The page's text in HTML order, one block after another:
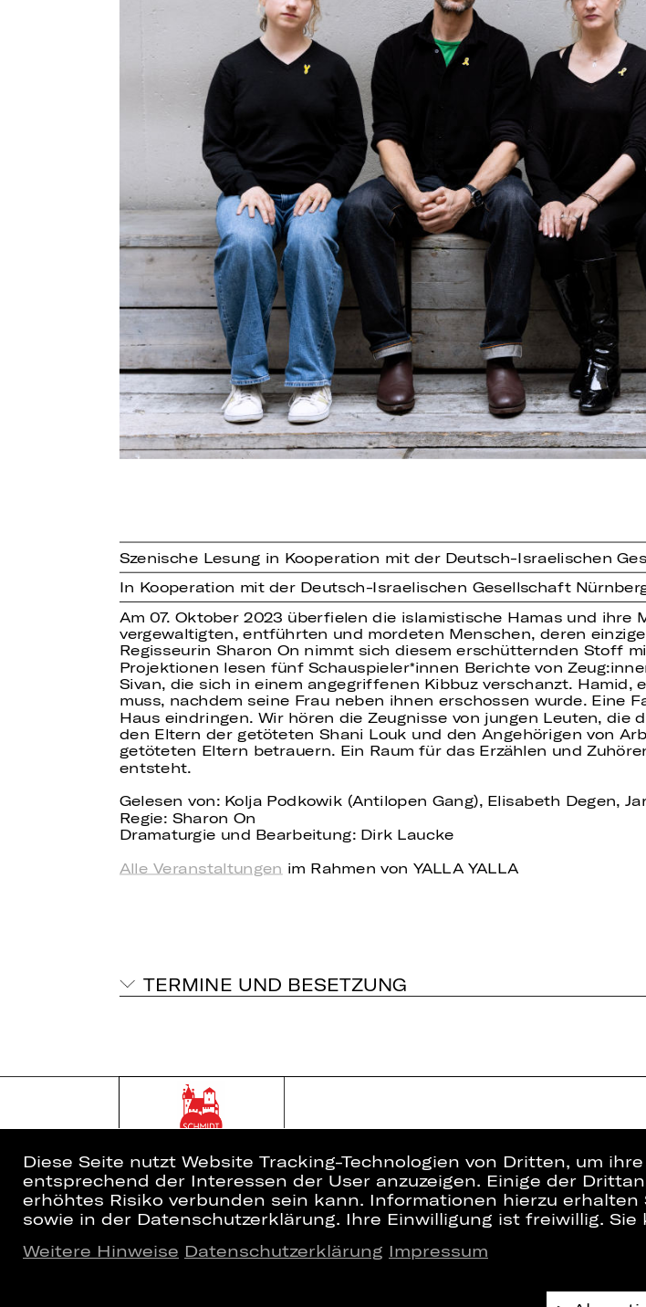
Szenische Lesung in Kooperation mit der Deutsch-Israelischen
In Kooperation mit der Deutsch-Israelischen Gesellschaft
Am 07. Oktober 2023 überfielen die islamistische Hamas und
vergewaltigten, entführten und mordeten Menschen, deren
Regisseurin Sharon On nimmt sich diesem erschütternden Stoff
Projektionen lesen fünf Schauspieler*innen Berichte von
Sivan, die sich in einem angegriffenen Kibbuz verschanzt.
muss, nachdem seine Frau neben ihnen erschossen wurde. Eine
Haus eindringen. Wir hören die Zeugnisse von jungen Leuten,
den Eltern der getöteten Shani Louk und den Angehörigen von
getöteten Eltern betrauern. Ein Raum für das Erzählen und
entsteht.
Gelesen von: Kolja Podkowik (Antilopen Gang), Elisabeth Degen,
Regie: Sharon On
Dramaturgie und Bearbeitung: Dirk Laucke
Alle Veranstaltungen im Rahmen von YALLA YALLA
TERMINE UND BESETZUNG
Home
Newsletter
Diese Seite nutzt Website Tracking-Technologien von Dritten, um
entsprechend der Interessen der User anzuzeigen. Einige der
erhöhtes Risiko verbunden sein kann. Informationen hierzu
sowie in der Datenschutzerklärung. Ihre Einwilligung ist freiwillig.
Weitere Hinweise Datenschutzerklärung Impressum